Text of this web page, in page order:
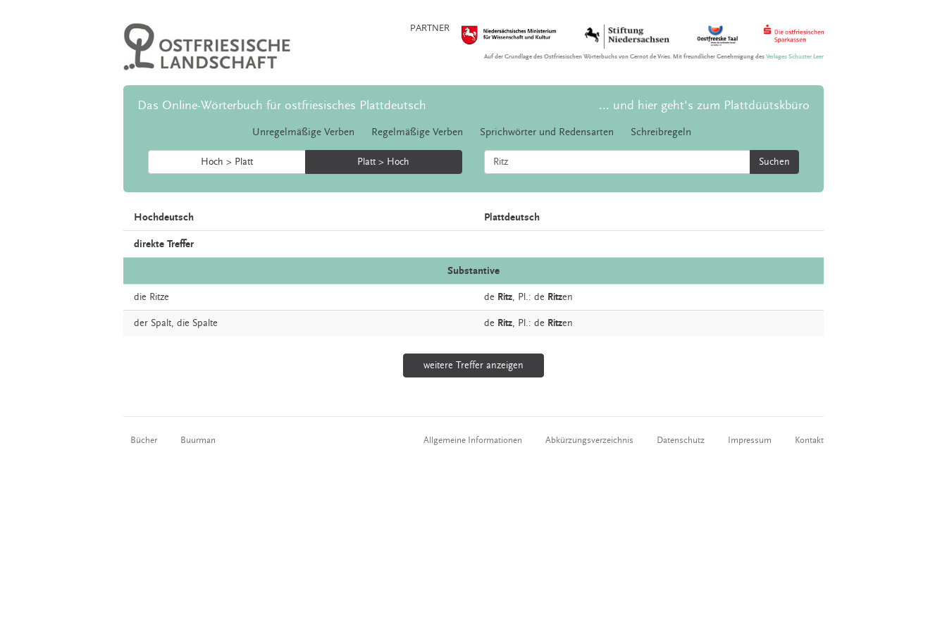
PARTNER
Auf der Grundlage des Ostfriesischen Wörterbuchs von Gernot de Vries. Mit freundlicher Genehmigung desVerlages Schuster Leer
Das Online-Wörterbuch für ostfriesisches Plattdeutsch ... und hier geht's zum Plattdüütskbüro
Unregelmäßige Verben Regelmäßige Verben Sprichwörter und Redensarten Schreibregeln
Hoch > Platt Platt > Hoch Suchen
Hochdeutsch Plattdeutsch
direkte Treffer
Substantive
die Ritze de Ritz, Pl.: de Ritzen
der Spalt, die Spalte de Ritz, Pl.: de Ritzen
weitere Treffer anzeigen
Bücher Buurman Allgemeine Informationen Abkürzungsverzeichnis Datenschutz Impressum Kontakt